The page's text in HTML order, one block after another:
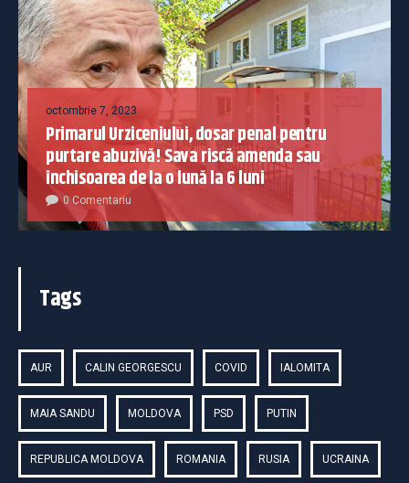
octombrie 7, 2023
Primarul Urziceniului, dosar penal pentru
purtare abuzivă! Sava riscă amenda sau
închisoarea de la o lună la 6 luni
0 Comentariu
Tags
AUR CALIN GEORGESCU COVID IALOMITA
MAIA SANDU MOLDOVA PSD PUTIN
REPUBLICA MOLDOVA ROMANIA RUSIA UCRAINA